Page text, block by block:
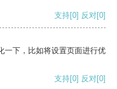
支持[0] 反对[0]
一下，比如将设置页面进行优
支持[0] 反对[0]